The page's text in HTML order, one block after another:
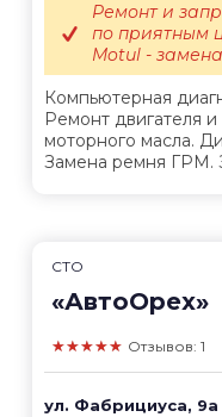
Компьютерная
Ремонт двигателя
моторного масла.
Замена ремня ГРМ.
Ремонт и
по приятным
Motul -
СТО
«АвтоОрех»
★★★★★ Отзывов: 1
ул. Фабрициуса, 9а